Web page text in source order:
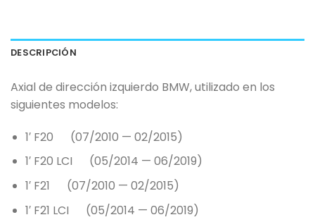
DESCRIPCIÓN
Axial de dirección izquierdo BMW, utilizado en los
siguientes modelos:
1′ F20 (07/2010 — 02/2015)
1′ F20 LCI (05/2014 — 06/2019)
1′ F21 (07/2010 — 02/2015)
1′ F21 LCI (05/2014 — 06/2019)